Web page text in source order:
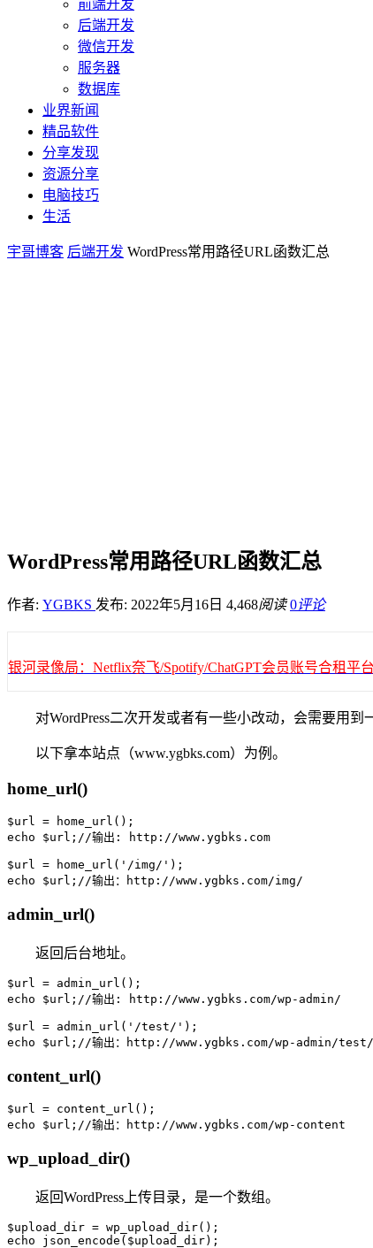
前端开发
后端开发
微信开发
服务器
数据库
业界新闻
精品软件
分享发现
资源分享
电脑技巧
生活
宇哥博客 后端开发 WordPress常用路径URL函数汇总
WordPress常用路径URL函数汇总
作者: YGBKS 发布: 2022年5月16日 4,468阅读 0评论
银河录像局：Netflix奈飞/Spotify/ChatGPT会员账号合租平
对WordPress二次开发或者有一些小改动，会需要用
以下拿本站点（www.ygbks.com）为例。
home_url()
$url = home_url();
echo $url;//输出: http://www.ygbks.com
$url = home_url('/img/');
echo $url;//输出：http://www.ygbks.com/img/
admin_url()
返回后台地址。
$url = admin_url();
echo $url;//输出: http://www.ygbks.com/wp-admin/
$url = admin_url('/test/');
echo $url;//输出：http://www.ygbks.com/wp-admin/test/
content_url()
$url = content_url();
echo $url;//输出：http://www.ygbks.com/wp-content
wp_upload_dir()
返回WordPress上传目录，是一个数组。
$upload_dir = wp_upload_dir();
echo json_encode($upload_dir);